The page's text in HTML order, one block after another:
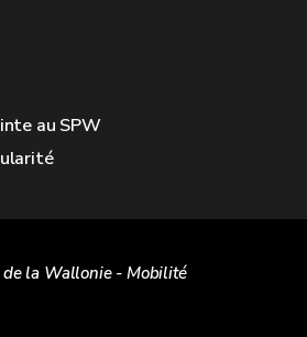
au SPW
de la Wallonie - Mobilité